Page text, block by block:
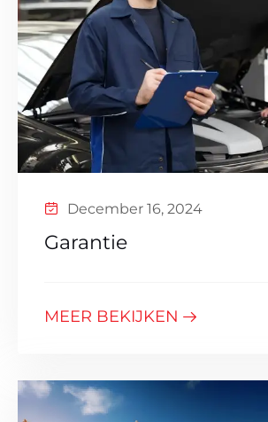
December 16, 2024
Garantie
MEER BEKIJKEN